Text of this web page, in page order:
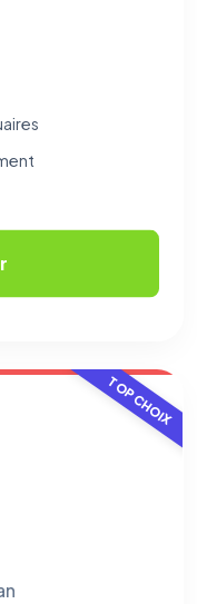
TOP CHOIX